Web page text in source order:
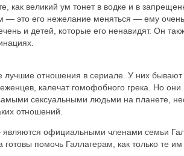
как великий ум тонет в водке и в
— это его нежелание меняться — ему очень
и детей, которые его ненавидят. Он
лучшие отношения в сериале. У них
калечат гомофобного грека. Но
сексуальными людьми на планете,
отношений.
официальными членами семьи
помочь Галлагерам, как только те им